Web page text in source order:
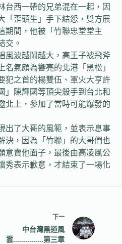
西一帶的兄弟混在一起，因
「歪頭生」手下結怨，雙方展
期間，他被「竹聯忠堂堂主
交。
波越鬧越大，高王子被飛斧
氣頗為響亮的北港「黑松」
犯之首的楊雙伍、軍火大亨許
」陳輝國等頂尖殺手到台北和
北上，參加了當時可能爆發的
了大哥的風範，並表示息事
決，因為「竹聯」的大哥們也
意賣他面子，最後由高凌風公
秀表示歉意，才結束了一場化
下一
中台灣黑道風
雲...............第三章